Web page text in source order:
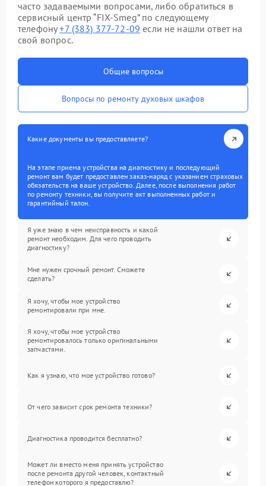
часто задаваемыми вопросами, либо обратиться в
сервисный центр “FIX-Smeg” по следующему
телефону+7 (383) 377-72-09 если не нашли ответ на
свой вопрос.
Общие вопросы
Вопросы по ремонту духовых шкафов
Какие документы вы предоставляете?
На этапе приема устройства на диагностику и последующий
ремонт вам будет предоставлен заказ-наряд с указанием страховых
обязательств на ваше устройство. Далее, после выполнения работ
по ремонту техники, вы получите акт выполненных работ и
гарантийный талон.
Я уже знаю в чем неисправность и какой
ремонт необходим. Для чего проводить
диагностику?
Мне нужен срочный ремонт. Сможете
сделать?
Я хочу, чтобы мое устройство
ремонтировали при мне.
Я хочу, чтобы мое устройство
ремонтировалось только оригинальными
запчастями.
Как я узнаю, что мое устройство готово?
От чего зависит срок ремонта техники?
Диагностика проводится бесплатно?
Может ли вместо меня принять устройство
после ремонта другой человек, контактный
телефон которого я предоставлю?